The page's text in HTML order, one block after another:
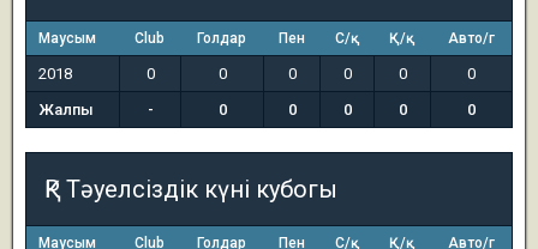
Маусым Club Голдар Пен С/қ Қ/қ Авто/г
2018 0 0 0 0 0
0
Жалпы
- 0 0 0 0 0
ҚР Тәуелсіздік күні кубогы
Маусым Club Голдар Пен С/қ Қ/қ Авто/г